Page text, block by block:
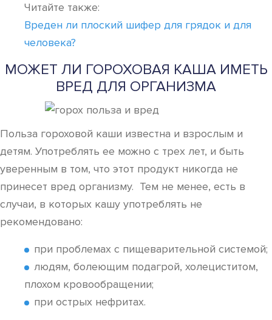
Читайте также:
Вреден ли плоский шифер для грядок и для
человека?
МОЖЕТ ЛИ ГОРОХОВАЯ КАША ИМЕТЬ
ВРЕД ДЛЯ ОРГАНИЗМА
Польза гороховой каши известна и взрослым и
детям. Употреблять ее можно с трех лет, и быть
уверенным в том, что этот продукт никогда не
принесет вред организму. Тем не менее, есть в
случаи, в которых кашу употреблять не
рекомендовано:
при проблемах с пищеварительной системой;
людям, болеющим подагрой, холециститом,
плохом кровообращении;
при острых нефритах.